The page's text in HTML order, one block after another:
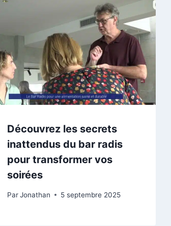
Découvrez les secrets
inattendus du bar radis
pour transformer vos
soirées
Par Jonathan 5 septembre 2025